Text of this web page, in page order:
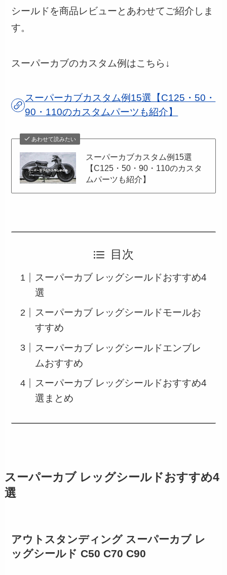
シールドを商品レビューとあわせてご紹介しま
す。
スーパーカブのカスタム例はこちら↓
スーパーカブカスタム例15選【C125・50・
90・110のカスタムパーツも紹介】
あわせて読みたい
スーパーカブカスタム例15選
【C125・50・90・110のカスタ
ムパーツも紹介】
目次
スーパーカブ レッグシールドおすすめ4
選
スーパーカブ レッグシールドモールお
すすめ
スーパーカブ レッグシールドエンブレ
ムおすすめ
スーパーカブ レッグシールドおすすめ4
選まとめ
スーパーカブ レッグシールドおすすめ4
選
アウトスタンディング スーパーカブ レ
ッグシールド C50 C70 C90